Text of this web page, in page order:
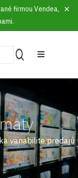
firmou Vendea,
variabilite predajú